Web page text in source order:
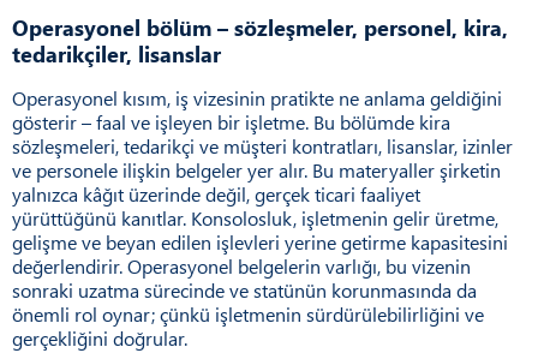
Operasyonel bölüm – sözleşmeler, personel, kira,
tedarikçiler, lisanslar
Operasyonel kısım, iş vizesinin pratikte ne anlama geldiğini
gösterir – faal ve işleyen bir işletme. Bu bölümde kira
sözleşmeleri, tedarikçi ve müşteri kontratları, lisanslar, izinler
ve personele ilişkin belgeler yer alır. Bu materyaller şirketin
yalnızca kâğıt üzerinde değil, gerçek ticari faaliyet
yürüttüğünü kanıtlar. Konsolosluk, işletmenin gelir üretme,
gelişme ve beyan edilen işlevleri yerine getirme kapasitesini
değerlendirir. Operasyonel belgelerin varlığı, bu vizenin
sonraki uzatma sürecinde ve statünün korunmasında da
önemli rol oynar; çünkü işletmenin sürdürülebilirliğini ve
gerçekliğini doğrular.